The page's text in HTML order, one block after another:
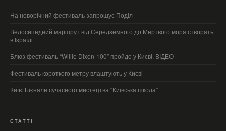
На новорічний фестиваль запрошує Поділ
Велосипедний маршрут від Середземного до Мертвого моря створять
в Ізраїлі
Блюз фестиваль “Willie Dixon-100” пройде у Києві. ВІДЕО
Фестиваль короткого метру влаштують у Києві
Київ: Бієнале сучасного мистецтва “Київська школа”
СТАТТІ